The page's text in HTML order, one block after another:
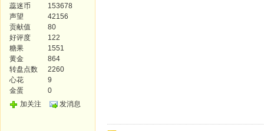
蕊迷币
153678
声望
42156
贡献值
80
好评度
122
糖果
1551
黄金
864
转盘点数
2260
心花
9
金蛋
0
加关注
发消息